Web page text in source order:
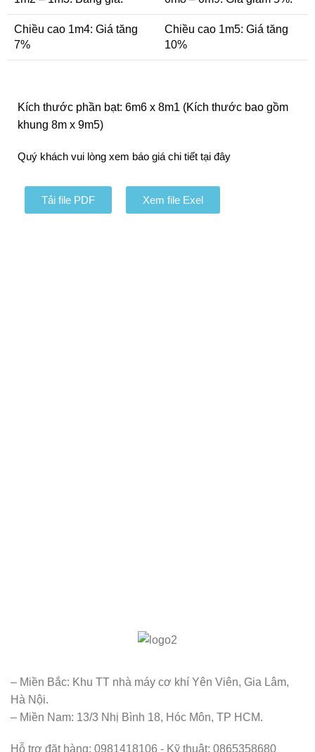
Chiều cao 1m4: Giá tăng
7%
Chiều cao 1m5: Giá tăng
10%
Kích thước phần bạt: 6m6 x 8m1 (Kích thước bao gồm
khung 8m x 9m5)
Quý khách vui lòng xem báo giá chi tiết tại đây
Tải file PDF Xem file Exel
– Miền Bắc: Khu TT nhà máy cơ khí Yên Viên, Gia Lâm,
Hà Nội.
– Miền Nam: 13/3 Nhị Bình 18, Hóc Môn, TP HCM.
Hỗ trợ đặt hàng: 0981418106 - Kỹ thuật: 0865358680